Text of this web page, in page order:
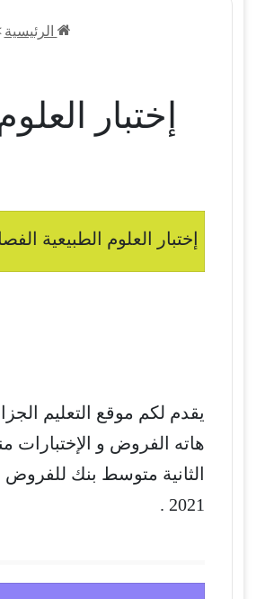
الرئيسية
إختبار
إختبار العلوم الطبيعية
يقدم لكم موقع التعليم
هاته الفروض و الإختبارات
الثانية متوسط بنك للفروض
2021 .